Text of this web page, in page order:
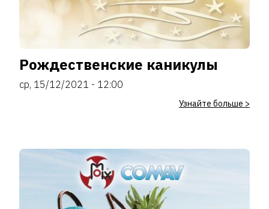
Рождественские каникулы
ср, 15/12/2021 - 12:00
Узнайте больше >